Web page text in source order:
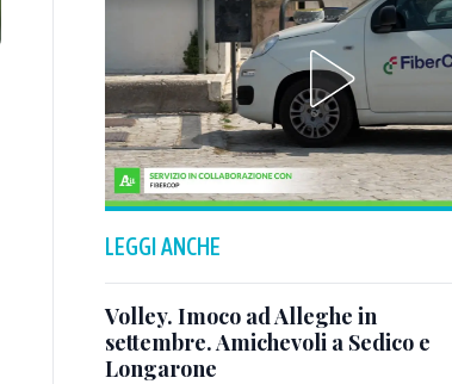
LEGGI ANCHE
Volley. Imoco ad Alleghe in
settembre. Amichevoli a Sedico e
Longarone